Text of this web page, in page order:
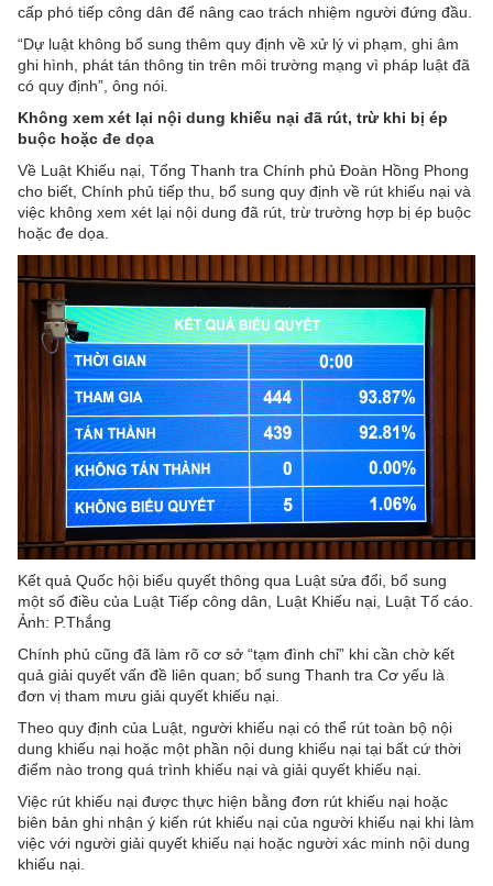
cấp phó tiếp công dân để nâng cao trách nhiệm người đứng đầu.
“Dự luật không bổ sung thêm quy định về xử lý vi phạm, ghi âm
ghi hình, phát tán thông tin trên môi trường mạng vì pháp luật đã
có quy định”, ông nói.
Không xem xét lại nội dung khiếu nại đã rút, trừ khi bị ép
buộc hoặc đe dọa
Về Luật Khiếu nại, Tổng Thanh tra Chính phủ Đoàn Hồng Phong
cho biết, Chính phủ tiếp thu, bổ sung quy định về rút khiếu nại và
việc không xem xét lại nội dung đã rút, trừ trường hợp bị ép buộc
hoặc đe dọa.
Kết quả Quốc hội biểu quyết thông qua Luật sửa đổi, bổ sung
một số điều của Luật Tiếp công dân, Luật Khiếu nại, Luật Tố cáo.
Ảnh: P.Thắng
Chính phủ cũng đã làm rõ cơ sở “tạm đình chỉ” khi cần chờ kết
quả giải quyết vấn đề liên quan; bổ sung Thanh tra Cơ yếu là
đơn vị tham mưu giải quyết khiếu nại.
Theo quy định của Luật, người khiếu nại có thể rút toàn bộ nội
dung khiếu nại hoặc một phần nội dung khiếu nại tại bất cứ thời
điểm nào trong quá trình khiếu nại và giải quyết khiếu nại.
Việc rút khiếu nại được thực hiện bằng đơn rút khiếu nại hoặc
biên bản ghi nhận ý kiến rút khiếu nại của người khiếu nại khi làm
việc với người giải quyết khiếu nại hoặc người xác minh nội dung
khiếu nại.